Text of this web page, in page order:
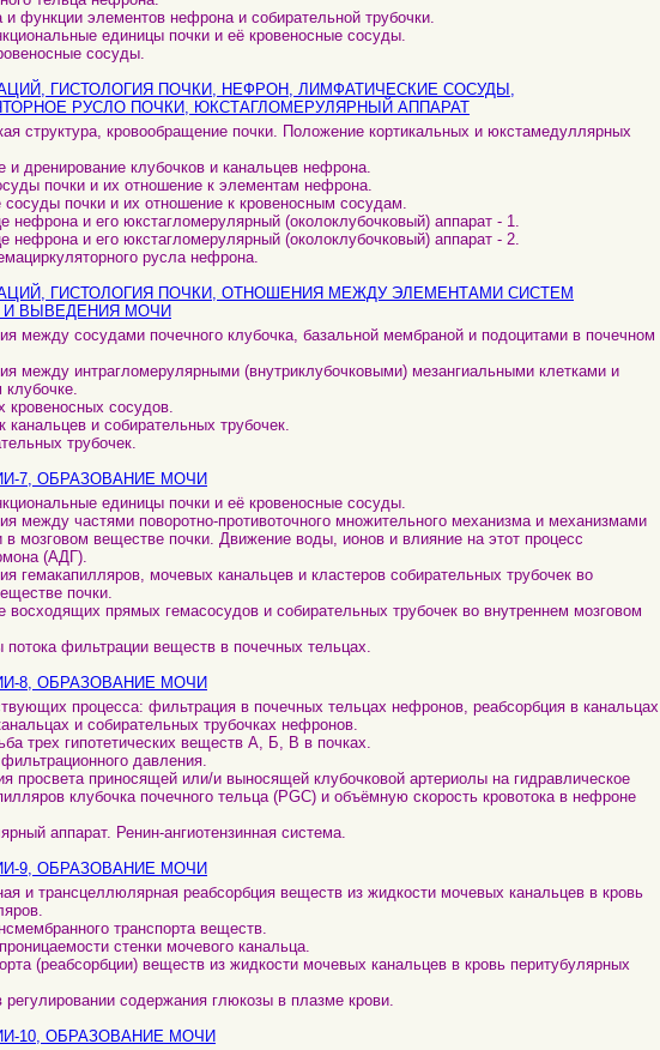
и функции элементов нефрона и собирательной трубочки.
единицы почки и её кровеносные сосуды.
сосуды.
ГИСТОЛОГИЯ ПОЧКИ, НЕФРОН, ЛИМФАТИЧЕСКИЕ СОСУДЫ,
РУСЛО ПОЧКИ, ЮКСТАГЛОМЕРУЛЯРНЫЙ АППАРАТ
структура, кровообращение почки. Положение кортикальных и юкстамедуллярных
и дренирование клубочков и канальцев нефрона.
почки и их отношение к элементам нефрона.
почки и их отношение к кровеносным сосудам.
нефрона и его юкстагломерулярный (околоклубочковый) аппарат - 1.
нефрона и его юкстагломерулярный (околоклубочковый) аппарат - 2.
русла нефрона.
ГИСТОЛОГИЯ ПОЧКИ, ОТНОШЕНИЯ МЕЖДУ ЭЛЕМЕНТАМИ СИСТЕМ
ВЫВЕДЕНИЯ МОЧИ
между сосудами почечного клубочка, базальной мембраной и подоцитами в почечном
между интрагломерулярными (внутриклубочковыми) мезангиальными клетками и
кровеносных сосудов.
канальцев и собирательных трубочек.
трубочек.
7, ОБРАЗОВАНИЕ МОЧИ
единицы почки и её кровеносные сосуды.
между частями поворотно-противоточного множительного механизма и механизмами
мозговом веществе почки. Движение воды, ионов и влияние на этот процесс
(АДГ).
гемакапилляров, мочевых канальцев и кластеров собирательных трубочек во
почки.
восходящих прямых гемасосудов и собирательных трубочек во внутреннем мозговом
фильтрации веществ в почечных тельцах.
8, ОБРАЗОВАНИЕ МОЧИ
процесса: фильтрация в почечных тельцах нефронов, реабсорбция в канальцах
и собирательных трубочках нефронов.
трех гипотетических веществ А, Б, В в почках.
давления.
просвета приносящей или/и выносящей клубочковой артериолы на гидравлическое
клубочка почечного тельца (PGC) и объёмную скорость кровотока в нефроне
аппарат. Ренин-ангиотензинная система.
9, ОБРАЗОВАНИЕ МОЧИ
и трансцеллюлярная реабсорбция веществ из жидкости мочевых канальцев в кровь
транспорта веществ.
стенки мочевого канальца.
(реабсорбции) веществ из жидкости мочевых канальцев в кровь перитубулярных
регулировании содержания глюкозы в плазме крови.
10, ОБРАЗОВАНИЕ МОЧИ